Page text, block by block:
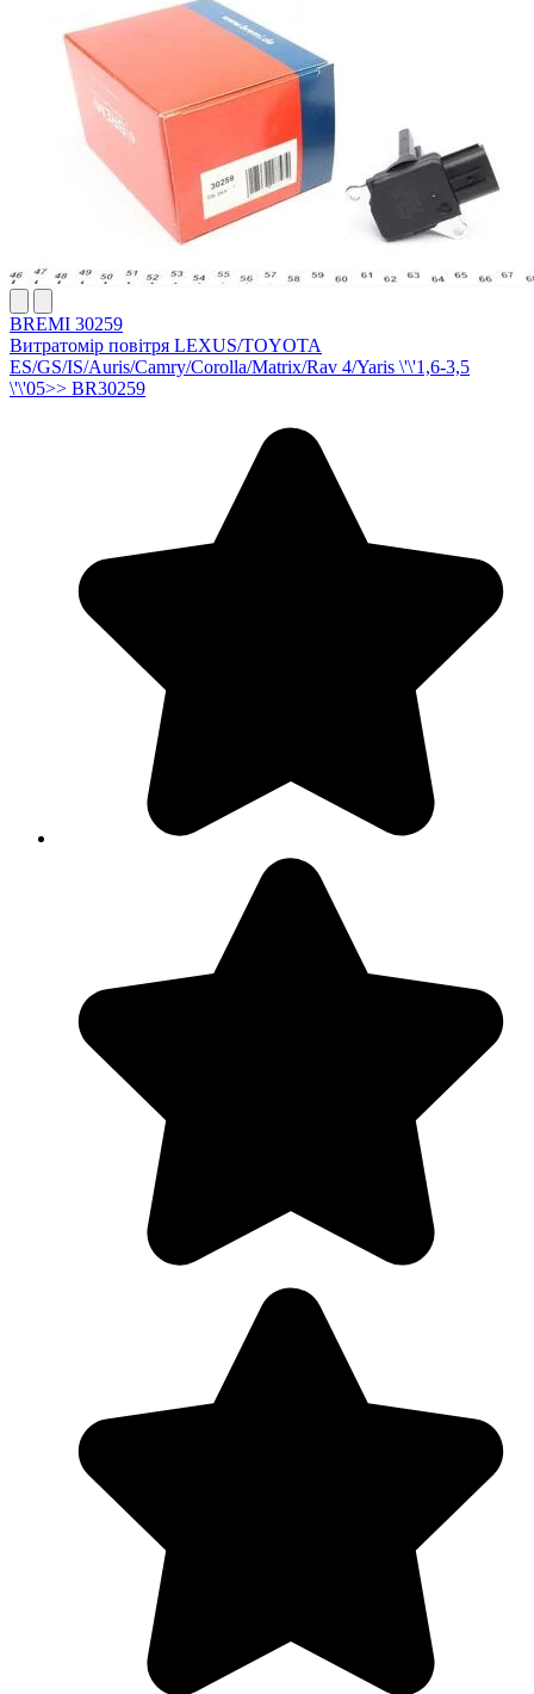
BREMI 30259
Витратомір повітря LEXUS/TOYOTA
ES/GS/IS/Auris/Camry/Corolla/Matrix/Rav 4/Yaris \'\'1,6-3,5
\'\'05>> BR30259